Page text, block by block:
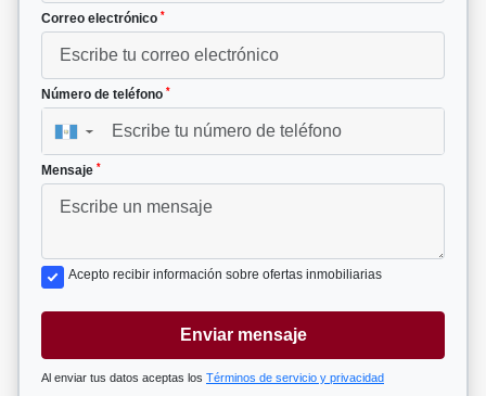
Correo electrónico *
Número de teléfono *
▼
Mensaje *
Acepto recibir información sobre ofertas inmobiliarias
Enviar mensaje
Al enviar tus datos aceptas los Términos de servicio y privacidad